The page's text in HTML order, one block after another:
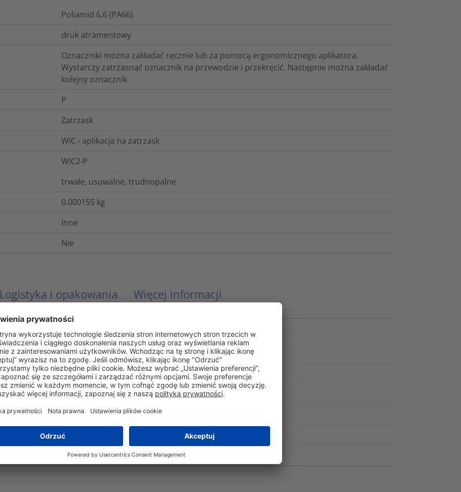
Poliamid 6.6 (PA66)
druk atramentowy
Oznaczniki można zakładać ręcznie lub za pomocą ergonomicznego aplikatora.
Wystarczy zatrzasnąć oznacznik na przewodzie i przekręcić. Następnie można zakładać
kolejny oznacznik.
P
Zatrzask
WIC - aplikacja na zatrzask
WIC2-P
trwałe, usuwalne, trudnopalne
0.000155 kg
Inne
Nie
Logistyka i opakowania Więcej informacji
EN 60062, IEC 304
UL 94 V0
Tak
Nie
-40°C do +85°C
Tak